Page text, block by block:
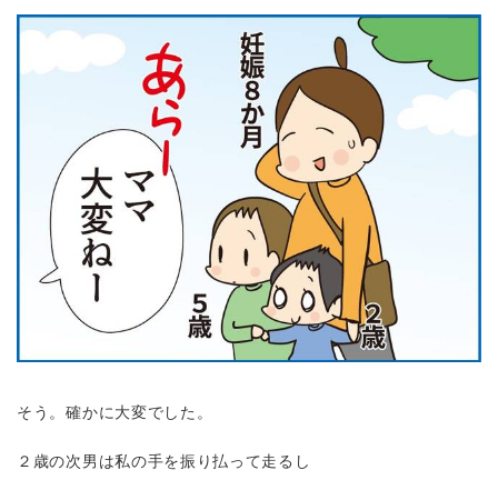
そう。確かに大変でした。
２歳の次男は私の手を振り払って走るし